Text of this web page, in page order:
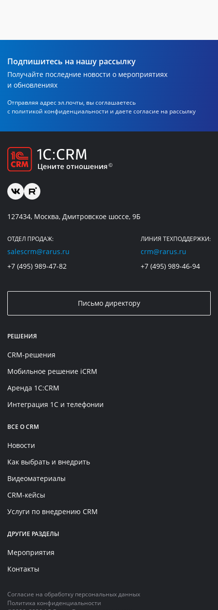
Подпишитесь на нашу рассылку
Получайте последние новости о мероприятиях
и обновлениях
Отправляя адрес эл.почты, вы соглашаетесь
с политикой конфиденциальности и даете согласие на рассылку
127434, Москва, Дмитровское шоссе, 9Б
ОТДЕЛ ПРОДАЖ:
salescrm@rarus.ru
+7 (495) 989-47-82
ЛИНИЯ ТЕХПОДДЕРЖКИ:
crm@rarus.ru
+7 (495) 989-46-94
Письмо директору
РЕШЕНИЯ
CRM-решения
Мобильное решение iCRM
Аренда 1C:CRM
Интеграция 1С и телефонии
ВСЕ О CRM
Новости
Как выбрать и внедрить
Видеоматериалы
CRM-кейсы
Услуги по внедрению CRM
ДРУГИЕ РАЗДЕЛЫ
Мероприятия
Контакты
Политика конфиденциальности
Согласие на обработку персональных данных